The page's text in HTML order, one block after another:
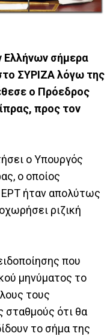
Ελλήνων σήμερα
ΣΥΡΙΖΑ λόγω της
ο Πρόεδρος
προς τον
ο Υπουργός
ο οποίος
ΕΡΤ ήταν απολύτως
ριζική
που
μηνύματος το
τους
σταθμούς ότι θα
το σήμα της